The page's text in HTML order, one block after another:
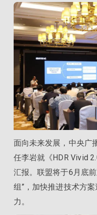
面向未来发展，中央广
任李岩就《HDR Vivid
汇报。联盟将于6月底
组”，加快推进技术方
力。